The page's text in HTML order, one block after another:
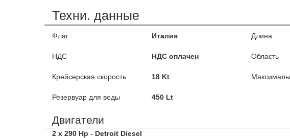
Техни. данные
Флаг Италия Длина
НДС НДС оплачен Область
Крейсерская скорость 18 Kt
Резервуар для воды 450 Lt
Двигатели
2 x 290 Hp - Detroit Diesel